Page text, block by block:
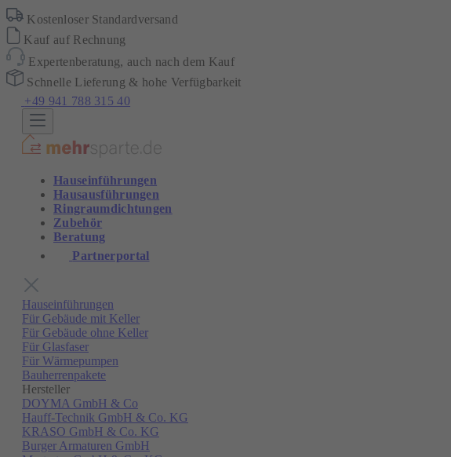
Kostenloser Standardversand
Kauf auf Rechnung
Expertenberatung, auch nach dem Kauf
Schnelle Lieferung & hohe Verfügbarkeit
+49 941 788 315 40
Hauseinführungen
Hausausführungen
Ringraumdichtungen
Zubehör
Beratung
Partnerportal
Hauseinführungen
Für Gebäude mit Keller
Für Gebäude ohne Keller
Für Glasfaser
Für Wärmepumpen
Bauherrenpakete
Hersteller
DOYMA GmbH & Co
Hauff-Technik GmbH & Co. KG
KRASO GmbH & Co. KG
Burger Armaturen GmbH